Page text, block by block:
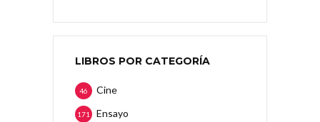
LIBROS POR CATEGORÍA
Cine
46
Ensayo
171